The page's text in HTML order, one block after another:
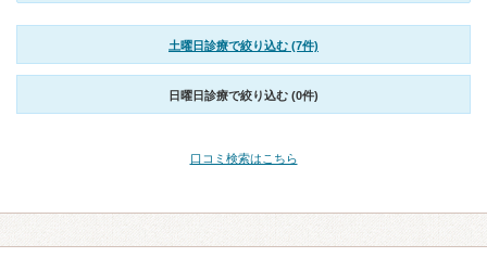
土曜日診療で絞り込む (7件)
日曜日診療で絞り込む (0件)
口コミ検索はこちら